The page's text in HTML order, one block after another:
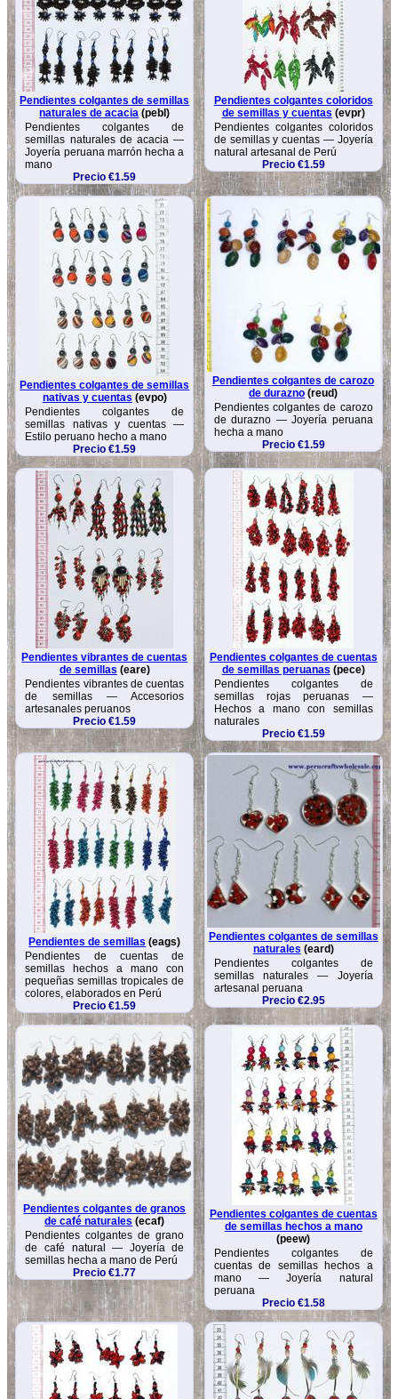
Pendientes colgantes de semillas
naturales de acacia (pebl)
Pendientes colgantes de
semillas naturales de acacia —
Joyería peruana marrón hecha a
mano
Precio €1.59
Pendientes colgantes coloridos
de semillas y cuentas (evpr)
Pendientes colgantes coloridos
de semillas y cuentas — Joyería
natural artesanal de Perú
Precio €1.59
Pendientes colgantes de semillas
nativas y cuentas (evpo)
Pendientes colgantes de
semillas nativas y cuentas —
Estilo peruano hecho a mano
Precio €1.59
Pendientes colgantes de carozo
de durazno (reud)
Pendientes colgantes de carozo
de durazno — Joyería peruana
hecha a mano
Precio €1.59
Pendientes vibrantes de cuentas
de semillas (eare)
Pendientes vibrantes de cuentas
de semillas — Accesorios
artesanales peruanos
Precio €1.59
Pendientes colgantes de cuentas
de semillas peruanas (pece)
Pendientes colgantes de
semillas rojas peruanas —
Hechos a mano con semillas
naturales
Precio €1.59
Pendientes de semillas (eags)
Pendientes de cuentas de
semillas hechos a mano con
pequeñas semillas tropicales de
colores, elaborados en Perú
Precio €1.59
Pendientes colgantes de semillas
naturales (eard)
Pendientes colgantes de
semillas naturales — Joyería
artesanal peruana
Precio €2.95
Pendientes colgantes de granos
de café naturales (ecaf)
Pendientes colgantes de grano
de café natural — Joyería de
semillas hecha a mano de Perú
Precio €1.77
Pendientes colgantes de cuentas
de semillas hechos a mano
(peew)
Pendientes colgantes de
cuentas de semillas hechos a
mano — Joyería natural
peruana
Precio €1.58